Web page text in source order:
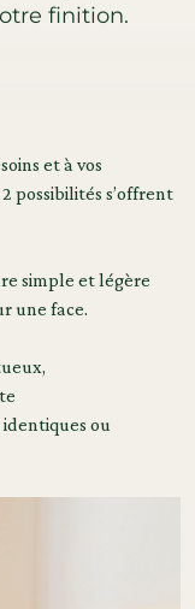
finition.
et à vos
possibilités s’offrent
simple et légère
une face.
ou